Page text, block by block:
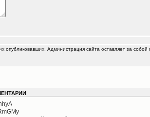
Администрация сайта оставляет за собой